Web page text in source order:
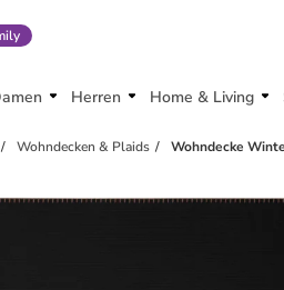
Herren Home & Living
Wohndecken & Plaids Wohndecke